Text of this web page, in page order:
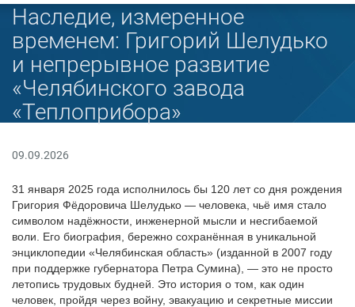
Наследие, измеренное
временем: Григорий Шелудько
и непрерывное развитие
«Челябинского завода
«Теплоприбора»
09.09.2026
31 января 2025 года исполнилось бы 120 лет со дня рождения
Григория Фёдоровича Шелудько — человека, чьё имя стало
символом надёжности, инженерной мысли и несгибаемой
воли. Его биография, бережно сохранённая в уникальной
энциклопедии «Челябинская область» (изданной в 2007 году
при поддержке губернатора Петра Сумина), — это не просто
летопись трудовых будней. Это история о том, как один
человек, пройдя через войну, эвакуацию и секретные миссии